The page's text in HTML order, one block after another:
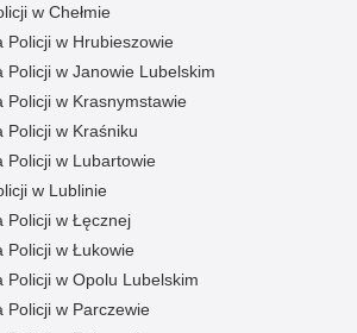
w Chełmie
Policji w Hrubieszowie
Policji w Janowie Lubelskim
Policji w Krasnymstawie
Policji w Kraśniku
Policji w Lubartowie
w Lublinie
Policji w Łęcznej
Policji w Łukowie
Policji w Opolu Lubelskim
Policji w Parczewie